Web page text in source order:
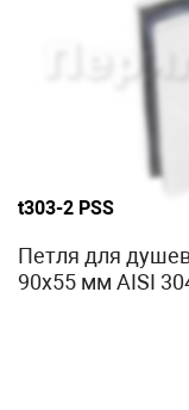
t303-2 PSS
Петля для
90х55 мм AISI